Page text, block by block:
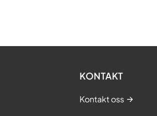
KONTAKT
Kontakt oss